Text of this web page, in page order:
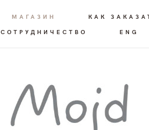
МАГАЗИН КАК
СОТРУДНИЧЕСТВО
ENG